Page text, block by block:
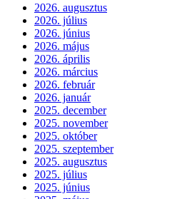
2026. augusztus
2026. július
2026. június
2026. május
2026. április
2026. március
2026. február
2026. január
2025. december
2025. november
2025. október
2025. szeptember
2025. augusztus
2025. július
2025. június